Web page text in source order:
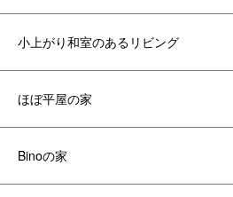
小上がり和室のあるリビング
ほぼ平屋の家
Binoの家